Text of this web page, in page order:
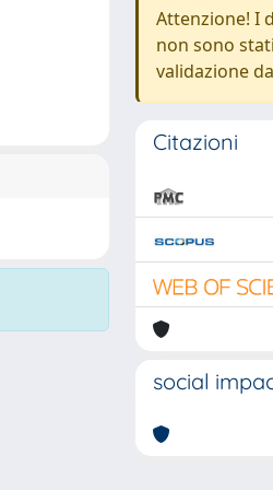
Attenzione! I
non sono
validazione
Citazioni
social